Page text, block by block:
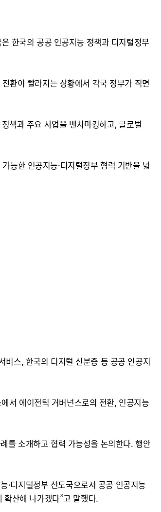
한국의 공공 인공지능 정책과 디지털정부
환이 빨라지는 상황에서 각국 정부가 직면
책과 주요 사업을 벤치마킹하고, 글로벌
능한 인공지능·디지털정부 협력 기반을 넓
비스, 한국의 디지털 신분증 등 공공 인공지
서 에이전틱 거버넌스로의 전환, 인공지능
를 소개하고 협력 가능성을 논의한다. 행안
·디지털정부 선도국으로서 공공 인공지능
확산해 나가겠다”고 말했다.